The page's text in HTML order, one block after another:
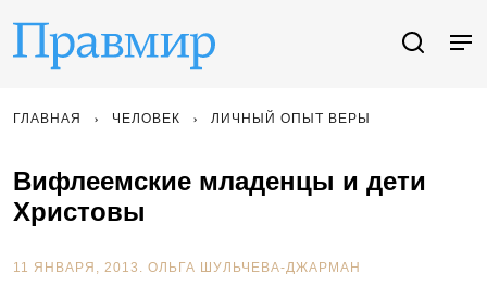
ГЛАВНАЯ ЧЕЛОВЕК ЛИЧНЫЙ ОПЫТ ВЕРЫ
Вифлеемские младенцы и дети
Христовы
11 ЯНВАРЯ, 2013. ОЛЬГА ШУЛЬЧЕВА-ДЖАРМАН